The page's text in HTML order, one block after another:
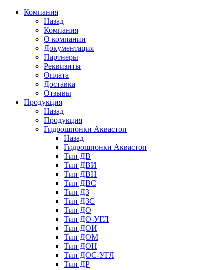
Компания
Назад
Компания
О компании
Документация
Партнеры
Реквизиты
Оплата
Доставка
Отзывы
Продукция
Назад
Продукция
Гидрошпонки Аквастоп
Назад
Гидрошпонки Аквастоп
Тип ДВ
Тип ДВИ
Тип ДВН
Тип ДВС
Тип ДЗ
Тип ДЗС
Тип ДО
Тип ДО-УГЛ
Тип ДОИ
Тип ДОМ
Тип ДОН
Тип ДОС-УГЛ
Тип ДР